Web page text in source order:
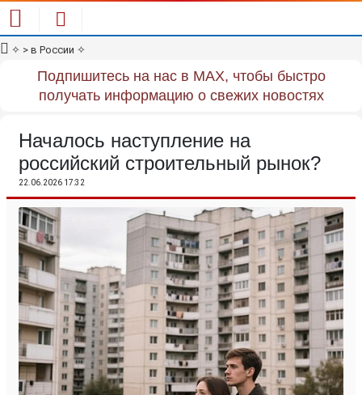
✧ > в России ✧
Подпишитесь на нас в MAX, чтобы быстро
получать информацию о свежих новостях
Началось наступление на
российский строительный рынок?
22.06.2026 17:32